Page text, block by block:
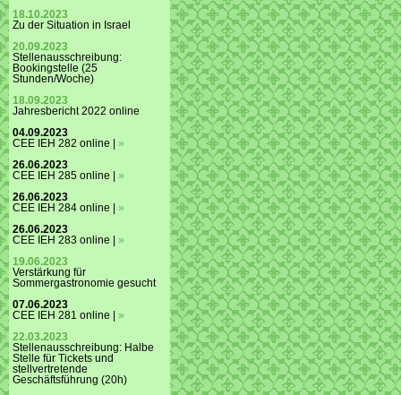
18.10.2023
Zu der Situation in Israel
20.09.2023
Stellenausschreibung:
Bookingstelle (25
Stunden/Woche)
18.09.2023
Jahresbericht 2022 online
04.09.2023
CEE IEH 282 online | »
26.06.2023
CEE IEH 285 online | »
26.06.2023
CEE IEH 284 online | »
26.06.2023
CEE IEH 283 online | »
19.06.2023
Verstärkung für
Sommergastronomie gesucht
07.06.2023
CEE IEH 281 online | »
22.03.2023
Stellenausschreibung: Halbe
Stelle für Tickets und
stellvertretende
Geschäftsführung (20h)